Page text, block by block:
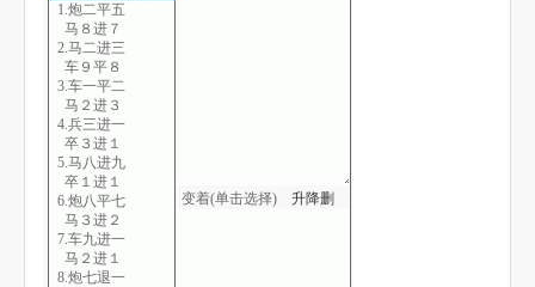
1.炮二平五
马８进７
2.马二进三
车９平８
3.车一平二
马２进３
4.兵三进一
卒３进１
5.马八进九
卒１进１
6.炮八平七
马３进２
7.车九进一
马２进１
8.炮七退一
变着(单击选择) 升降删